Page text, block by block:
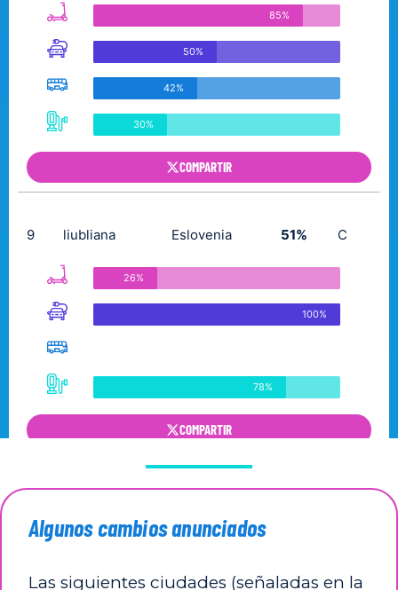
Algunos cambios anunciados
Las siguientes ciudades (señaladas en la